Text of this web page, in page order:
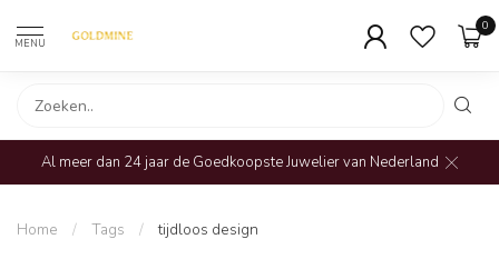
MENU
0
Al meer dan 24 jaar de Goedkoopste Juwelier van Nederland
Home / Tags / tijdloos design